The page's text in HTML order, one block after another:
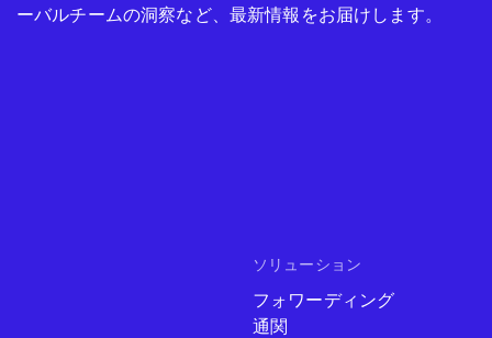
ソリューション
フォワーディング
通関
ーバルチームの洞察など、最新情報をお届けします。